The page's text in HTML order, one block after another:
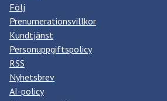
Följ
Prenumerationsvillkor
Kundtjänst
Personuppgiftspolicy
RSS
Nyhetsbrev
AI-policy